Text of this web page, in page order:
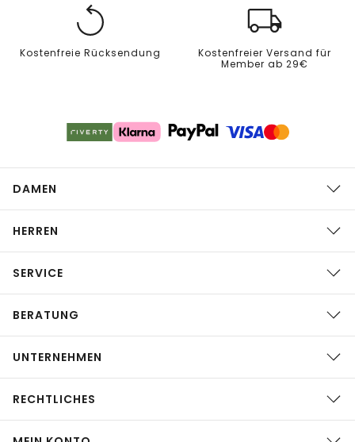
Kostenfreie Rücksendung
Kostenfreier Versand für
Member ab 29€
DAMEN
HERREN
SERVICE
BERATUNG
UNTERNEHMEN
RECHTLICHES